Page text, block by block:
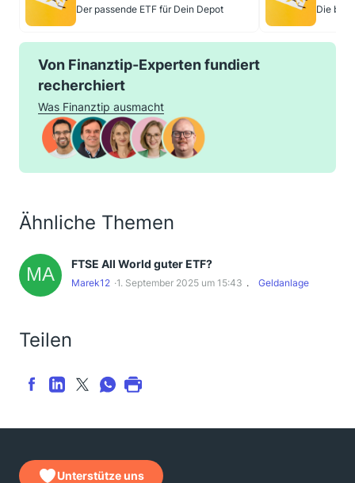
Der passende ETF für Dein Depot Die
Von Finanztip-Experten fundiert
recherchiert
Was Finanztip ausmacht
Ähnliche Themen
FTSE All World guter ETF?
Marek12 1. September 2025 um 15:43 Geldanlage
Teilen
Unterstütze uns